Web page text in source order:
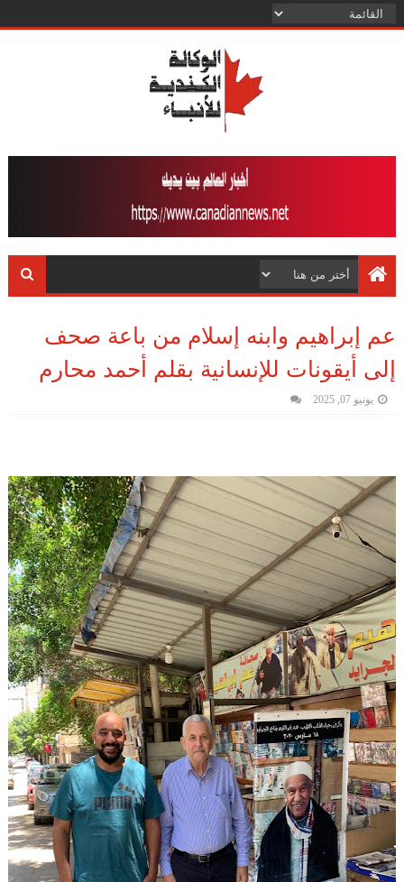
عم إبراهيم وابنه إسلام من باعة صحف
إلى أيقونات للإنسانية بقلم أحمد محارم
يونيو 07, 2025